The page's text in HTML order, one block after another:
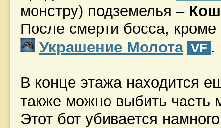
монстру) подземелья –
После смерти босса, кроме
Украшение Молота VF .
В конце этажа находится
также можно выбить часть
Этот бот убивается